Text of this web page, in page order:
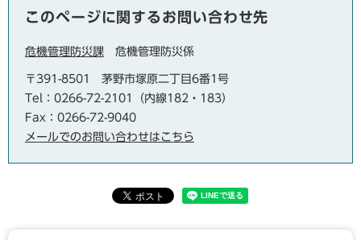
このページに関するお問い合わせ先
危機管理防災課 危機管理防災係
〒391-8501
茅野市塚原二丁目6番1号
Tel：0266-72-2101（内線182・183）
Fax：0266-72-9040
メールでのお問い合わせはこちら